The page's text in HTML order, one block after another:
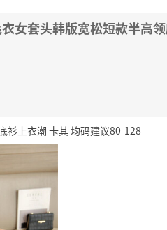
女套头韩版宽松短款半高
衫上衣潮 卡其 均码建议80-128